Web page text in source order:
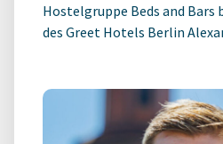
Hostelgruppe Beds and Bars
des Greet Hotels Berlin